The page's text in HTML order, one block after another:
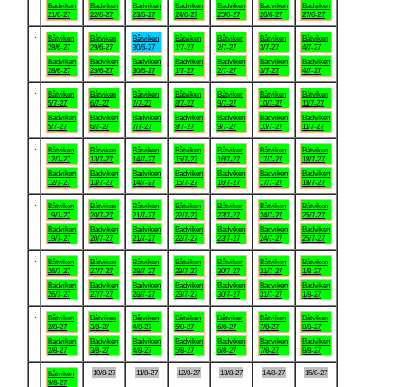
Badviken
21/6-27
Badviken
22/6-27
Badviken
23/6-27
Badviken
24/6-27
Badviken
25/6-27
Badviken
26/6-27
Badviken
27/6-27
Båtviken
28/6-27
Badviken
28/6-27
Båtviken
29/6-27
Badviken
29/6-27
Båtviken
30/6-27
Badviken
30/6-27
Båtviken
1/7-27
Badviken
1/7-27
Båtviken
2/7-27
Badviken
2/7-27
Båtviken
3/7-27
Badviken
3/7-27
Båtviken
4/7-27
Badviken
4/7-27
Båtviken
5/7-27
Badviken
5/7-27
Båtviken
6/7-27
Badviken
6/7-27
Båtviken
7/7-27
Badviken
7/7-27
Båtviken
8/7-27
Badviken
8/7-27
Båtviken
9/7-27
Badviken
9/7-27
Båtviken
10/7-27
Badviken
10/7-27
Båtviken
11/7-27
Badviken
11/7-27
Båtviken
12/7-27
Badviken
12/7-27
Båtviken
13/7-27
Badviken
13/7-27
Båtviken
14/7-27
Badviken
14/7-27
Båtviken
15/7-27
Badviken
15/7-27
Båtviken
16/7-27
Badviken
16/7-27
Båtviken
17/7-27
Badviken
17/7-27
Båtviken
18/7-27
Badviken
18/7-27
Båtviken
19/7-27
Badviken
19/7-27
Båtviken
20/7-27
Badviken
20/7-27
Båtviken
21/7-27
Badviken
21/7-27
Båtviken
22/7-27
Badviken
22/7-27
Båtviken
23/7-27
Badviken
23/7-27
Båtviken
24/7-27
Badviken
24/7-27
Båtviken
25/7-27
Badviken
25/7-27
Båtviken
26/7-27
Badviken
26/7-27
Båtviken
27/7-27
Badviken
27/7-27
Båtviken
28/7-27
Badviken
28/7-27
Båtviken
29/7-27
Badviken
29/7-27
Båtviken
30/7-27
Badviken
30/7-27
Båtviken
31/7-27
Badviken
31/7-27
Båtviken
1/8-27
Badviken
1/8-27
Båtviken
2/8-27
Badviken
2/8-27
Båtviken
3/8-27
Badviken
3/8-27
Båtviken
4/8-27
Badviken
4/8-27
Båtviken
5/8-27
Badviken
5/8-27
Båtviken
6/8-27
Badviken
6/8-27
Båtviken
7/8-27
Badviken
7/8-27
Båtviken
8/8-27
Badviken
8/8-27
Båtviken
9/8-27
10/8-27 11/8-27 12/8-27 13/8-27 14/8-27 15/8-27